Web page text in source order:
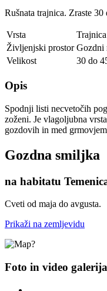
Rušnata trajnica. Zraste 30
Vrsta
Trajnica
Življenjski prostor Gozdni
Velikost
30 do
Opis
Spodnji listi necvetočih
zoženi. Je vlagoljubna
gozdovih in med
Gozdna smiljka
na habitatu
Cveti od maja do avgusta.
Prikaži na zemljevidu
Foto in video galerija